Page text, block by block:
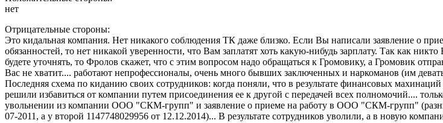
нет
Отрицательные стороны:
Это кидальная компания. Нет никакого соблюдения ТК даже близко. Если Вы написали заявление о
обязанностей, то нет никакой уверенности, что Вам заплатят хоть какую-нибудь зарплату. Так как
будете уточнять, то Фролов скажет, что с этим вопросом надо обращаться к Громовику, а Громовик
Вас не хватит.... работают непрофессионалы, очень много бывших заключенных и наркоманов (им
Последняя схема по киданию своих сотрудников: когда поняли, что в результате финансовых
решили избавиться от компании путем присоединения ее к другой с передачей всех полномочий....
увольнении из компании ООО "СКМ-групп" и заявление о приеме на работу в ООО "СКМ-групп"
07-2011, а у второй 1147748029956 от 12.12.2014)... В результате сотрудников уволили, а в новую